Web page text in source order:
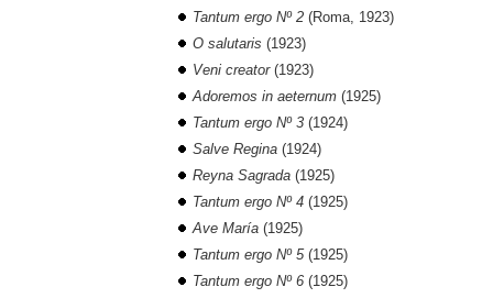
Tantum ergo Nº 2 (Roma, 1923)
O salutaris (1923)
Veni creator(1923)
Adoremos in aeternum (1925)
Tantum ergo Nº 3 (1924)
Salve Regina (1924)
Reyna Sagrada (1925)
Tantum ergo Nº 4 (1925)
Ave María (1925)
Tantum ergo Nº 5(1925)
Tantum ergo Nº 6 (1925)